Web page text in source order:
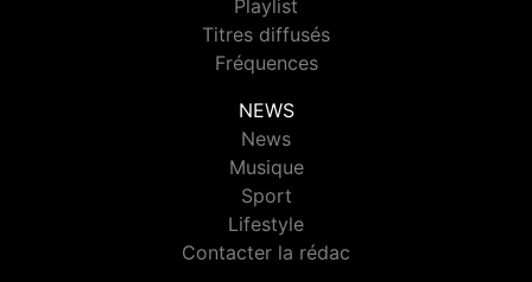
Playlist
Titres diffusés
Fréquences
NEWS
News
Musique
Sport
Lifestyle
Contacter la rédac